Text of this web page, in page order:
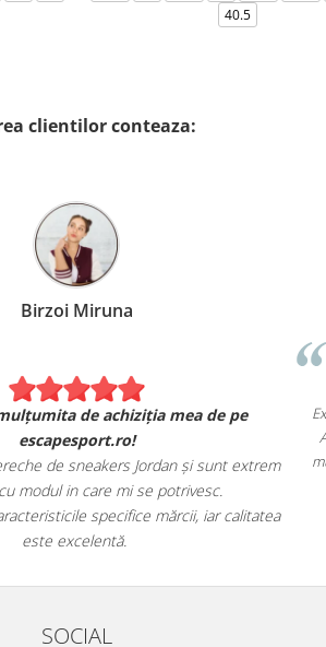
40.5
clientilor conteaza:
exact ca în
și oferta
pasionaților
Sunt foarte mulțumita
Am comandat o pereche de
de fericita cu modul
Aceștia au toate
SOCIAL